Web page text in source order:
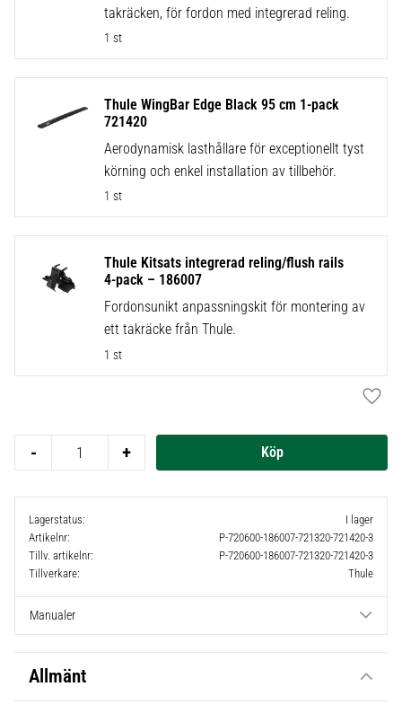
takräcken, för fordon med integrerad reling.
1 st
Thule WingBar Edge Black 95 cm 1-pack
721420
Aerodynamisk lasthållare för exceptionellt tyst
körning och enkel installation av tillbehör.
1 st
Thule Kitsats integrerad reling/flush rails
4-pack – 186007
Fordonsunikt anpassningskit för montering av
ett takräcke från Thule.
1 st
+
-
Lagerstatus
I lager
Artikelnr
P-720600-186007-721320-721420-3
Tillv. artikelnr
P-720600-186007-721320-721420-3
Tillverkare
Thule
Manualer
Allmänt